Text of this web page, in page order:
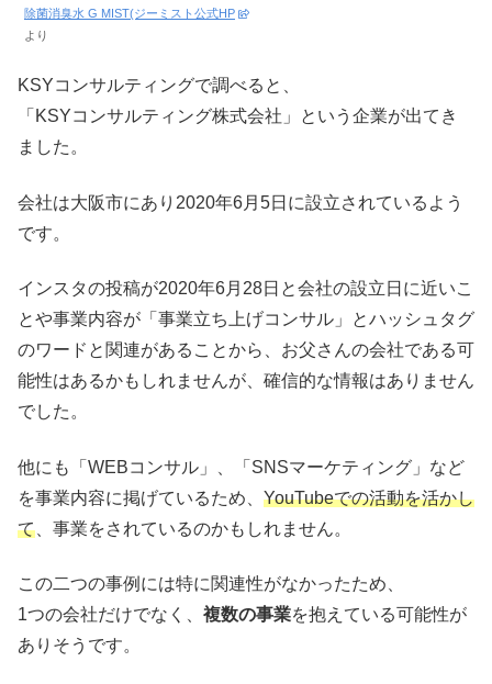
除菌消臭水 G MIST(ジーミスト公式HP
より
KSYコンサルティングで調べると、
「KSYコンサルティング株式会社」という企業が出てき
ました。
会社は大阪市にあり2020年6月5日に設立されているよう
です。
インスタの投稿が2020年6月28日と会社の設立日に近いこ
とや事業内容が「事業立ち上げコンサル」とハッシュタグ
のワードと関連があることから、お父さんの会社である可
能性はあるかもしれませんが、確信的な情報はありません
でした。
他にも「WEBコンサル」、「SNSマーケティング」など
を事業内容に掲げているため、 YouTubeでの活動を活かし
て 、事業をされているのかもしれません。
この二つの事例には特に関連性がなかったため、
1つの会社だけでなく、 複数の事業を抱えている可能性が
ありそうです。